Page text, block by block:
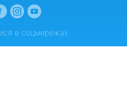
в соцмережах